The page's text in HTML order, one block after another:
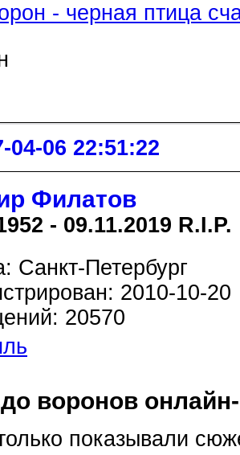
- черная птица
04-06 22:51:22
Филатов
- 09.11.2019 R.I.P.
Санкт-Петербург
2010-10-20
20570
воронов
показывали